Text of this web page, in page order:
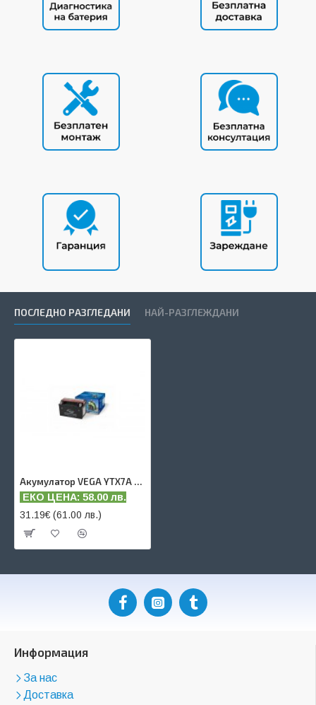
ПОСЛЕДНО РАЗГЛЕДАНИ НАЙ-РАЗГЛЕЖДАНИ
Акумулатор VEGA YTX7A - 6 AH
ЕКО ЦЕНА: 58.00 лв.
31.19€ (61.00 лв.)
Информация
За нас
Доставка